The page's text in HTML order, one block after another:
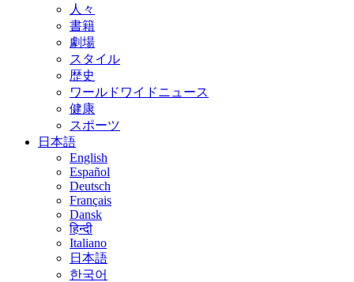
人々
書籍
劇場
スタイル
歴史
ワールドワイドニュース
健康
スポーツ
日本語
English
Español
Deutsch
Français
Dansk
हिन्दी
Italiano
日本語
한국어